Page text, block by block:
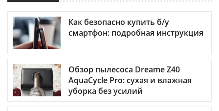
Как безопасно купить б/у
смартфон: подробная инструкция
Обзор пылесоса Dreame Z40
AquaCycle Pro: сухая и влажная
уборка без усилий